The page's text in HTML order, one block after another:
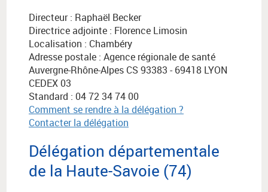
Directeur : Raphaël Becker
Directrice adjointe : Florence Limosin
Localisation : Chambéry
Adresse postale : Agence régionale de santé
Auvergne-Rhône-Alpes CS 93383 - 69418 LYON
CEDEX 03
Standard : 04 72 34 74 00
Comment se rendre à la délégation ?
Contacter la délégation
Délégation départementale
de la Haute-Savoie (74)